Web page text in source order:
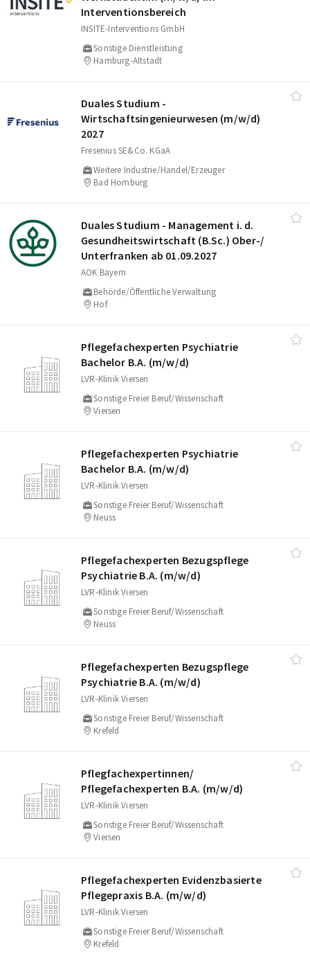
Interventionsbereich
INSITE-Interventions GmbH
Sonstige Dienstleistung
Hamburg-Altstadt
Duales Studium -
Wirtschaftsingenieurwesen (m/​w/​d)
2027
Fresenius SE&Co. KGaA
Weitere Industrie/Handel/Erzeuger
Bad Homburg
Duales Studium - Management i. d.
Gesundheitswirtschaft (B.Sc.) Ober-/​
Unterfranken ab 01.09.2027
AOK Bayern
Behörde/Öffentliche Verwaltung
Hof
Pflegefachexperten Psychiatrie
Bachelor B.A. (m/​w/​d)
LVR-Klinik Viersen
Sonstige Freier Beruf/Wissenschaft
Viersen
Pflegefachexperten Psychiatrie
Bachelor B.A. (m/​w/​d)
LVR-Klinik Viersen
Sonstige Freier Beruf/Wissenschaft
Neuss
Pflegefachexperten Bezugspflege
Psychiatrie B.A. (m/​w/​d)
LVR-Klinik Viersen
Sonstige Freier Beruf/Wissenschaft
Neuss
Pflegefachexperten Bezugspflege
Psychiatrie B.A. (m/​w/​d)
LVR-Klinik Viersen
Sonstige Freier Beruf/Wissenschaft
Krefeld
Pflegfachexpertinnen/​
Pflegefachexperten B.A. (m/​w/​d)
LVR-Klinik Viersen
Sonstige Freier Beruf/Wissenschaft
Viersen
Pflegefachexperten Evidenzbasierte
Pflegepraxis B.A. (m/​w/​d)
LVR-Klinik Viersen
Sonstige Freier Beruf/Wissenschaft
Krefeld